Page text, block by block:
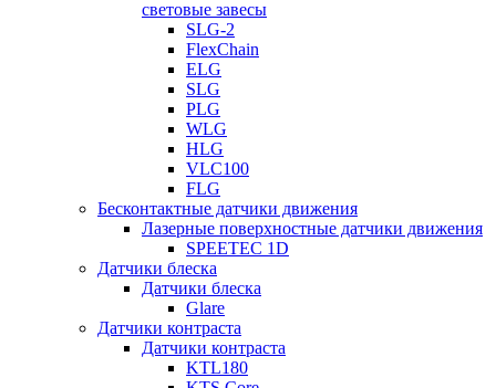
световые завесы
SLG-2
FlexChain
ELG
SLG
PLG
WLG
HLG
VLC100
FLG
Бесконтактные датчики движения
Лазерные поверхностные датчики движения
SPEETEC 1D
Датчики блеска
Датчики блеска
Glare
Датчики контраста
Датчики контраста
KTL180